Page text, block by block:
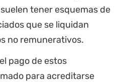
tener esquemas de
que se liquidan
no remunerativos.
pago de estos
para acreditarse